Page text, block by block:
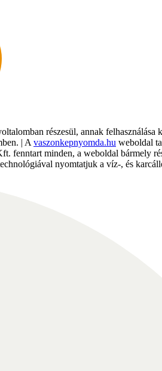
részesül, annak
| A vaszonkepnyomda.hu weboldal
fenntart minden, a weboldal bármely
nyomtatjuk a víz-, és